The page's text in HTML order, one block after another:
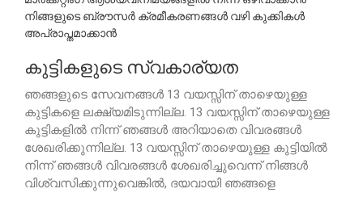
നിങ്ങളുടെ ബ്രൗസർ ക്രമീകരണങ്ങൾ വഴി കുക്കികൾ
അപ്രാപ്തമാക്കാൻ
കുട്ടികളുടെ സ്വകാര്യത
ഞങ്ങളുടെ സേവനങ്ങൾ 13 വയസ്സിന് താഴെയുള്ള
കുട്ടികളെ ലക്ഷ്യമിടുന്നില്ല. 13 വയസ്സിന് താഴെയുള്ള
കുട്ടികളിൽ നിന്ന് ഞങ്ങൾ അറിയാതെ വിവരങ്ങൾ
ശേഖരിക്കുന്നില്ല. 13 വയസ്സിന് താഴെയുള്ള കുട്ടിയിൽ
നിന്ന് ഞങ്ങൾ വിവരങ്ങൾ ശേഖരിച്ചുവെന്ന് നിങ്ങൾ
വിശ്വസിക്കുന്നുവെങ്കിൽ, ദയവായി ഞങ്ങളെ